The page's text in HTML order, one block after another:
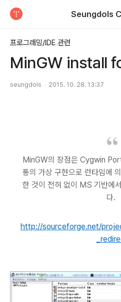
Seungdols
프로그래밍/IDE 관련
MinGW install
seungdols 2015. 10. 28. 13:37
MinGW의 장점은 Cygwin
통의 가상 구현으로 런타임에
한 것이 전혀 없이 MS 기반에
다.
http://sourceforge.net/